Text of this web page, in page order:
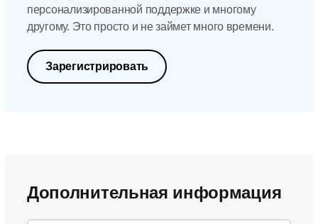
персонализированной поддержке и многому
другому. Это просто и не займет много времени.
Зарегистрировать
Дополнительная информация